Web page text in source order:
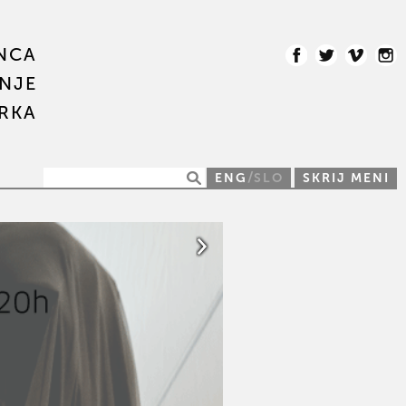
ENG /SLO SKRIJ MENI